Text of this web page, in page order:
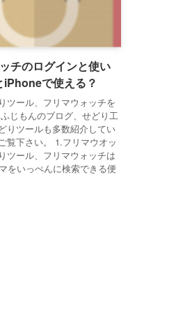
チのログインと使い
iPhoneで使える？
ツール、フリマウォッチを
じもんのブログ、せどり工
りツールも多数紹介してい
覧下さい。 1.フリマウオッ
ツール、フリマウォッチは
をいっぺんに検索できる便